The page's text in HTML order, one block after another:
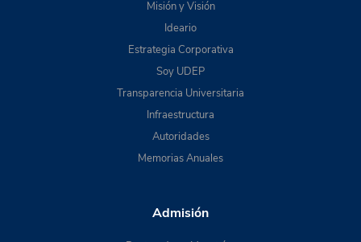
Misión y Visión
Ideario
Estrategia Corporativa
Soy UDEP
Transparencia Universitaria
Infraestructura
Autoridades
Memorias Anuales
Admisión